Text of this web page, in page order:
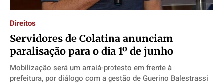
Direitos
Servidores de Colatina anunciam
paralisação para o dia 1º de junho
Mobilização será um arraiá-protesto em frente à
prefeitura, por diálogo com a gestão de Guerino Balestrassi